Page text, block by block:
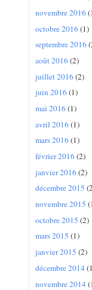
novembre 2016
octobre 2016(1)
septembre 2016
août 2016(2)
juillet 2016(2)
juin 2016(1)
mai 2016(1)
avril 2016(1)
mars 2016(1)
février 2016(2)
janvier 2016(2)
décembre 2015
novembre 2015
octobre 2015 (2)
mars 2015 (1)
janvier 2015 (2)
décembre 2014
novembre 2014